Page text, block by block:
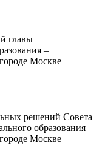
главы
–
Москве
решений Совета
образования –
Москве